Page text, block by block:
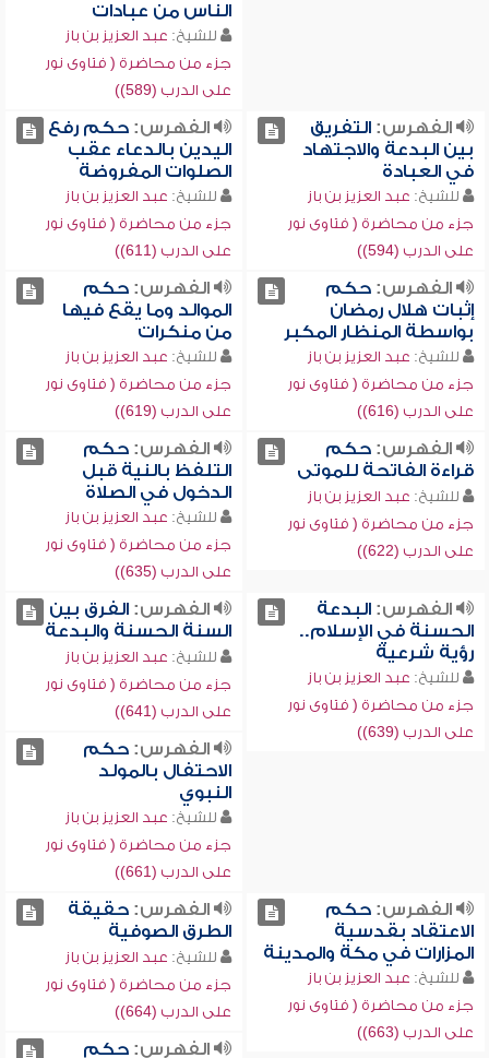
الناس من عبادات
للشيخ: عبد العزيز بن باز
جزء من محاضرة ( فتاوى نور
على الدرب (589))
الفهرس:التفريق
بين البدعة والاجتهاد
في العبادة
للشيخ: عبد العزيز بن باز
جزء من محاضرة ( فتاوى نور
على الدرب (594))
الفهرس:حكم رفع
اليدين بالدعاء عقب
الصلوات المفروضة
للشيخ: عبد العزيز بن باز
جزء من محاضرة ( فتاوى نور
على الدرب (611))
الفهرس:حكم
إثبات هلال رمضان
بواسطة المنظار المكبر
للشيخ: عبد العزيز بن باز
جزء من محاضرة ( فتاوى نور
على الدرب (616))
الفهرس:حكم
الموالد وما يقع فيها
من منكرات
للشيخ: عبد العزيز بن باز
جزء من محاضرة ( فتاوى نور
على الدرب (619))
الفهرس:حكم
قراءة الفاتحة للموتى
للشيخ: عبد العزيز بن باز
جزء من محاضرة ( فتاوى نور
على الدرب (622))
الفهرس:حكم
التلفظ بالنية قبل
الدخول في الصلاة
للشيخ: عبد العزيز بن باز
جزء من محاضرة ( فتاوى نور
على الدرب (635))
الفهرس:البدعة
الحسنة في الإسلام..
رؤية شرعية
للشيخ: عبد العزيز بن باز
جزء من محاضرة ( فتاوى نور
على الدرب (639))
الفهرس:الفرق بين
السنة الحسنة والبدعة
للشيخ: عبد العزيز بن باز
جزء من محاضرة ( فتاوى نور
على الدرب (641))
الفهرس:حكم
الاحتفال بالمولد
النبوي
للشيخ: عبد العزيز بن باز
جزء من محاضرة ( فتاوى نور
على الدرب (661))
الفهرس:حكم
الاعتقاد بقدسية
المزارات في مكة والمدينة
للشيخ: عبد العزيز بن باز
جزء من محاضرة ( فتاوى نور
على الدرب (663))
الفهرس:حقيقة
الطرق الصوفية
للشيخ: عبد العزيز بن باز
جزء من محاضرة ( فتاوى نور
على الدرب (664))
الفهرس:حكم